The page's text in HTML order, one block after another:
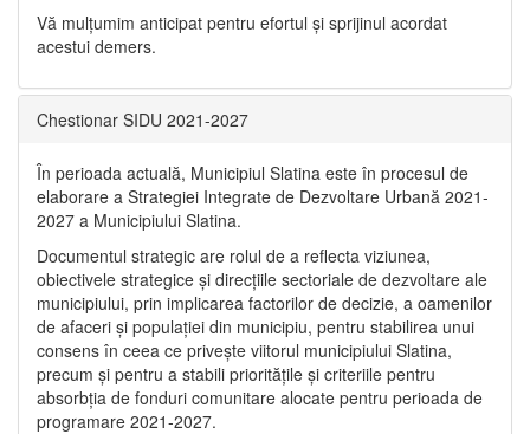
Vă mulţumim anticipat pentru efortul şi sprijinul acordat
acestui demers.
Chestionar SIDU 2021-2027
În perioada actuală, Municipiul Slatina este în procesul de
elaborare a Strategiei Integrate de Dezvoltare Urbană 2021‐
2027 a Municipiului Slatina.
Documentul strategic are rolul de a reflecta viziunea,
obiectivele strategice și direcțiile sectoriale de dezvoltare ale
municipiului, prin implicarea factorilor de decizie, a oamenilor
de afaceri și populației din municipiu, pentru stabilirea unui
consens în ceea ce privește viitorul municipiului Slatina,
precum și pentru a stabili prioritățile și criteriile pentru
absorbția de fonduri comunitare alocate pentru perioada de
programare 2021-2027.